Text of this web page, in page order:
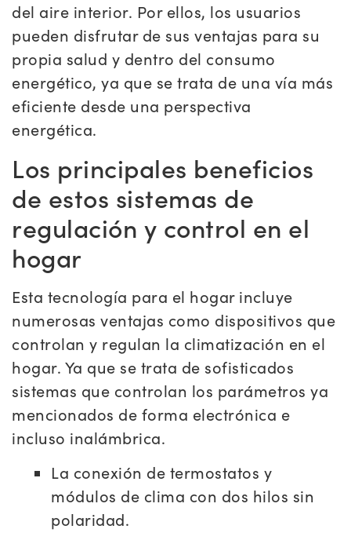
del aire interior. Por ellos, los usuarios
pueden disfrutar de sus ventajas para su
propia salud y dentro del consumo
energético, ya que se trata de una vía más
eficiente desde una perspectiva
energética.
Los principales beneficios
de estos sistemas de
regulación y control en el
hogar
Esta tecnología para el hogar incluye
numerosas ventajas como dispositivos que
controlan y regulan la climatización en el
hogar. Ya que se trata de sofisticados
sistemas que controlan los parámetros ya
mencionados de forma electrónica e
incluso inalámbrica.
La conexión de termostatos y
módulos de clima con dos hilos sin
polaridad.